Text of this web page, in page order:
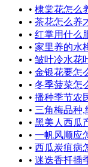
• 棣棠花怎么
• 茶花怎么养
• 红掌用什么
• 家里养的水
• 皱叶冷水花
• 金银花要怎
• 冬季菠菜怎
• 播种季节农
• 三角梅品种
• 黑美人西瓜
• 一帆风顺应
• 西瓜炭疽病
• 迷迭香扦插